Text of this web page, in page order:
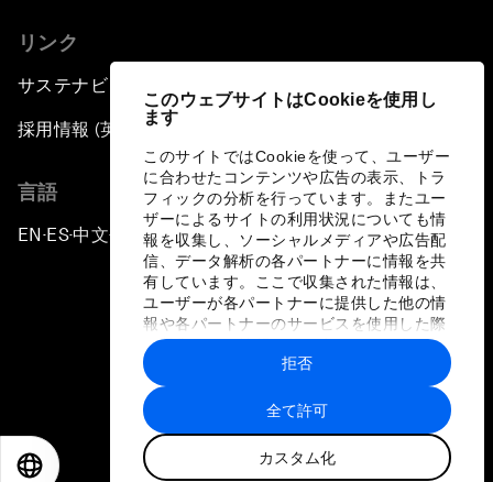
このウェブサイトはCookieを使用し
ます
このサイトではCookieを使って、ユーザー
に合わせたコンテンツや広告の表示、トラ
フィックの分析を行っています。またユー
ザーによるサイトの利用状況についても情
報を収集し、ソーシャルメディアや広告配
信、データ解析の各パートナーに情報を共
有しています。ここで収集された情報は、
ユーザーが各パートナーに提供した他の情
報や各パートナーのサービスを使用した際
に収集された情報と組み合わされ、各パー
トナーによって使用されることがありま
す。
全て許可
カスタム化
拒否
リンク
サステナビリティへの取り組み
採用情報 (英語のみ)
言語
EN ▪ES▪中文▪ 日本語
プライバシーポリシーと利用規約
サイトマップ
©
世界経済フォーラム